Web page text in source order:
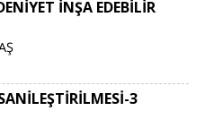
İNŞA EDEBİLİR
3